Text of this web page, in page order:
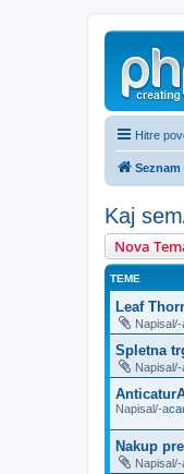
Hitre
Kaj
Nova
TEME
Leaf
Napisal/-
Spletna
Napisal/-
Napisal/-a
Nakup
Napisal/-